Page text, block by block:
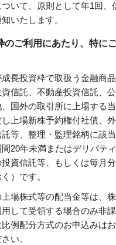
いて、原則として年1回、
いたします。
のご利用にあたり、特に
長投資枠で取扱う金融商品
資信託、不動産投資信託、
国外の取引所に上場する
し上場新株予約権付社債、
等、整理・監理銘柄に該当
20年未満またはデリバテ
資信託等、もしくは毎月
）です。
上場株式等の配当金等は、
して受領する場合のみ非課
例配分方式のお申込みは
い。